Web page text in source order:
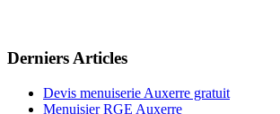
Derniers Articles
Devis menuiserie Auxerre gratuit
Menuisier RGE Auxerre